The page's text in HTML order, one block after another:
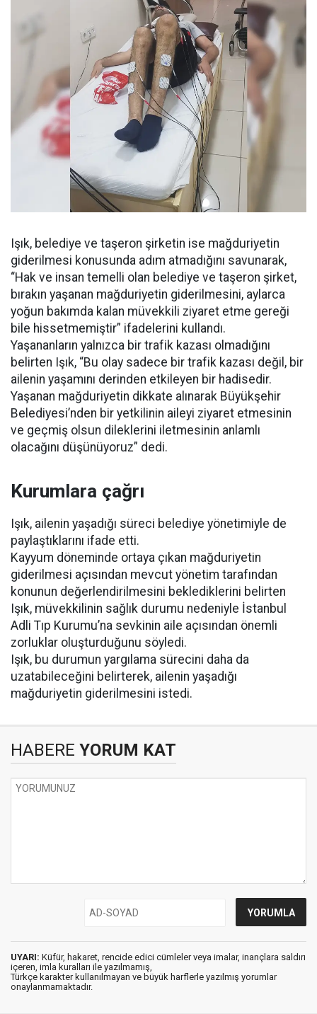
Işık, belediye ve taşeron şirketin ise mağduriyetin
giderilmesi konusunda adım atmadığını savunarak,
“Hak ve insan temelli olan belediye ve taşeron şirket,
bırakın yaşanan mağduriyetin giderilmesini, aylarca
yoğun bakımda kalan müvekkili ziyaret etme gereği
bile hissetmemiştir” ifadelerini kullandı.
Yaşananların yalnızca bir trafik kazası olmadığını
belirten Işık, “Bu olay sadece bir trafik kazası değil, bir
ailenin yaşamını derinden etkileyen bir hadisedir.
Yaşanan mağduriyetin dikkate alınarak Büyükşehir
Belediyesi’nden bir yetkilinin aileyi ziyaret etmesinin
ve geçmiş olsun dileklerini iletmesinin anlamlı
olacağını düşünüyoruz” dedi.
Kurumlara çağrı
Işık, ailenin yaşadığı süreci belediye yönetimiyle de
paylaştıklarını ifade etti.
Kayyum döneminde ortaya çıkan mağduriyetin
giderilmesi açısından mevcut yönetim tarafından
konunun değerlendirilmesini beklediklerini belirten
Işık, müvekkilinin sağlık durumu nedeniyle İstanbul
Adli Tıp Kurumu’na sevkinin aile açısından önemli
zorluklar oluşturduğunu söyledi.
Işık, bu durumun yargılama sürecini daha da
uzatabileceğini belirterek, ailenin yaşadığı
mağduriyetin giderilmesini istedi.
HABERE YORUM KAT
UYARI: Küfür, hakaret, rencide edici cümleler veya imalar, inançlara saldırı
içeren, imla kuralları ile yazılmamış,
Türkçe karakter kullanılmayan ve büyük harflerle yazılmış yorumlar
onaylanmamaktadır.